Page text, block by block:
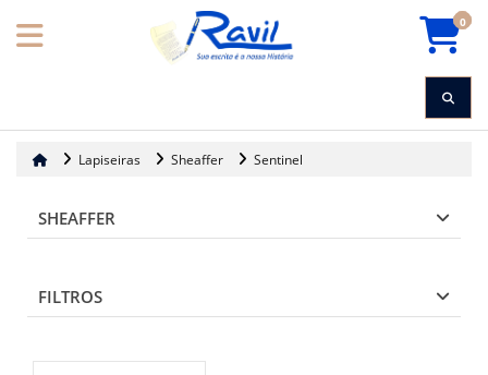
0
Lapiseiras Sheaffer Sentinel
SHEAFFER
FILTROS